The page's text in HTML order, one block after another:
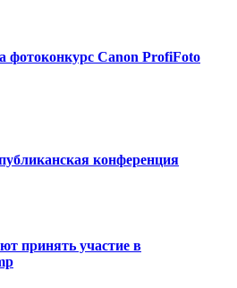
Canon ProfiFoto
конференция
принять участие в